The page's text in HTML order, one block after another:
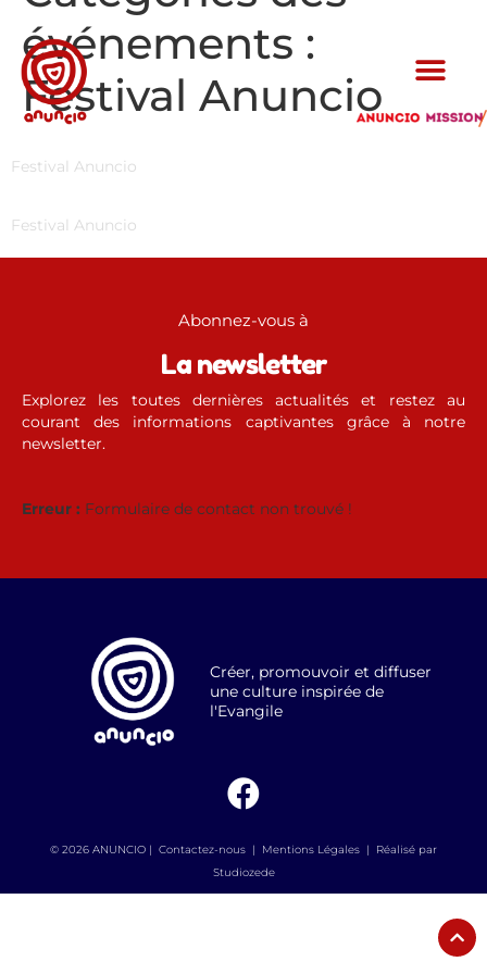
événements :
Festival Anuncio
Festival Anuncio
Festival Anuncio
Abonnez-vous à
La newsletter
Explorez les toutes dernières actualités et restez au
courant des informations captivantes grâce à notre
newsletter.
Erreur : Formulaire de contact non trouvé !
Créer, promouvoir et diffuser
une culture inspirée de
l'Evangile
© 2026 ANUNCIO | Contactez-nous | Mentions Légales |
Réalisé par
Studiozede